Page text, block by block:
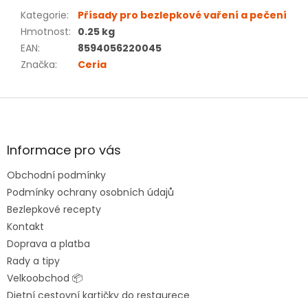
Kategorie:
Přísady pro bezlepkové vaření a pečení
Hmotnost: 0.25 kg
EAN:
8594056220045
Značka: Ceria
Z
aInformace pro vás
Obchodní podmínky
Podmínky ochrany osobních údajů
Bezlepkové recepty
Kontakt
Doprava a platba
Rady a tipy
Velkoobchod 📦